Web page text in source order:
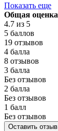
Показать еще
Общая оценка
4.7 из 5
5 баллов
19 отзывов
4 балла
8 отзывов
3 балла
Без отзывов
2 балла
Без отзывов
1 балл
Без отзывов
Оставить отзыв